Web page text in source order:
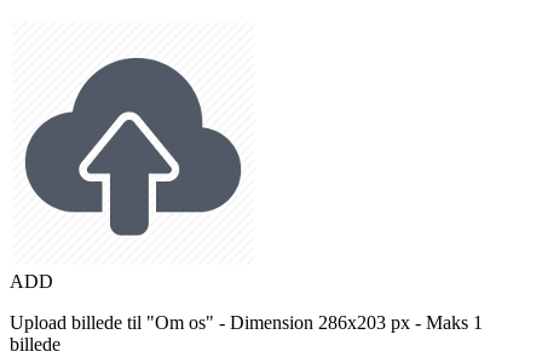
ADD
Upload billede til "Om os" - Dimension 286x203 px - Maks 1
billede